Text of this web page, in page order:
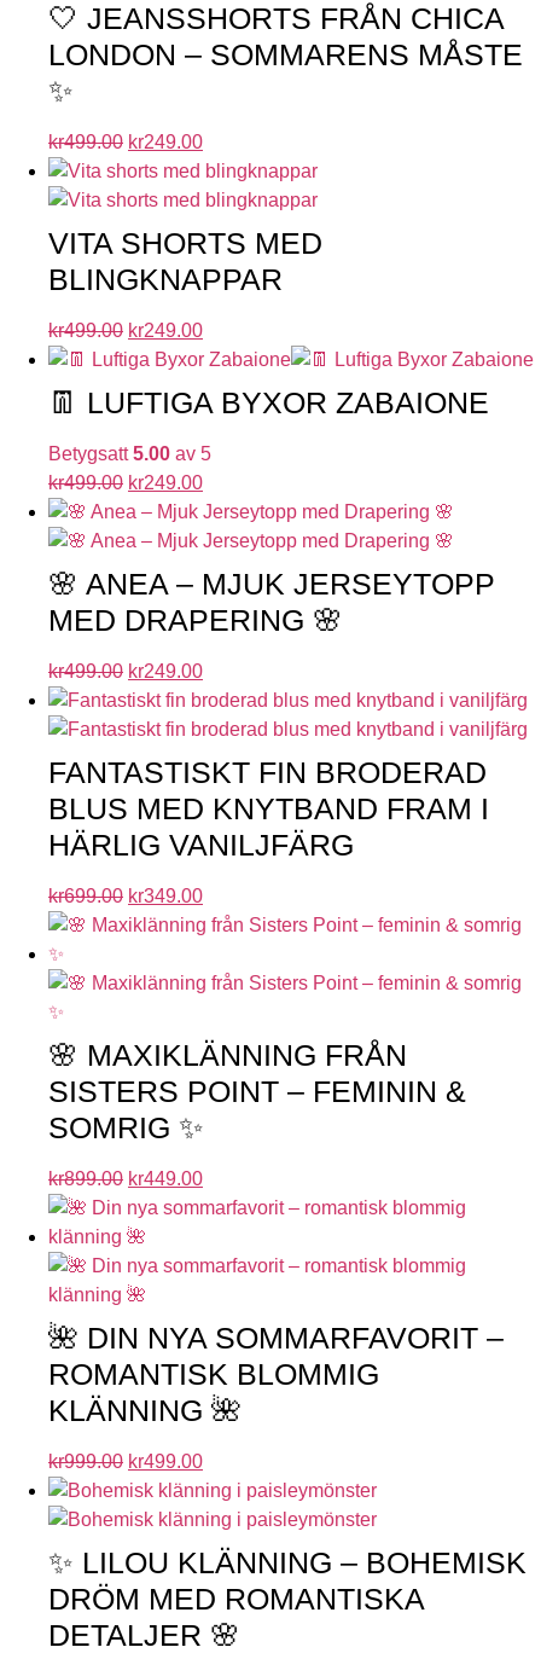
🤍 JEANSSHORTS FRÅN CHICA
LONDON – SOMMARENS MÅSTE
✨
kr499.00 kr249.00
VITA SHORTS MED
BLINGKNAPPAR
kr499.00 kr249.00
👖 LUFTIGA BYXOR ZABAIONE
Betygsatt5.00 av 5
kr499.00 kr249.00
🌸 ANEA – MJUK JERSEYTOPP
MED DRAPERING 🌸
kr499.00 kr249.00
FANTASTISKT FIN BRODERAD
BLUS MED KNYTBAND FRAM I
HÄRLIG VANILJFÄRG
kr699.00 kr349.00
🌸 MAXIKLÄNNING FRÅN
SISTERS POINT – FEMININ &
SOMRIG ✨
kr899.00 kr449.00
🌺 DIN NYA SOMMARFAVORIT –
ROMANTISK BLOMMIG
KLÄNNING 🌺
kr999.00 kr499.00
✨ LILOU KLÄNNING – BOHEMISK
DRÖM MED ROMANTISKA
DETALJER 🌸